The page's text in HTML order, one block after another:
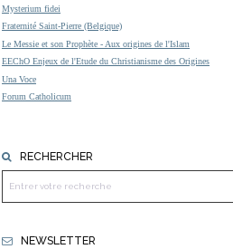
Mysterium fidei
Fraternité Saint-Pierre (Belgique)
Le Messie et son Prophète - Aux origines de l'Islam
EEChO Enjeux de l'Etude du Christianisme des Origines
Una Voce
Forum Catholicum
RECHERCHER
NEWSLETTER